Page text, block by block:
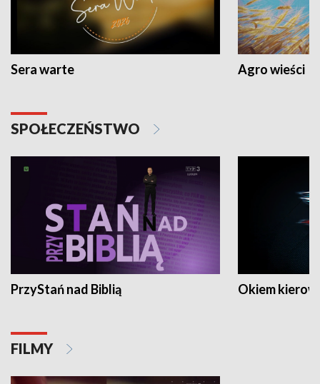
Sera warte Agro wieści
SPOŁECZEŃSTWO
PrzyStań nad Biblią Okiem
FILMY